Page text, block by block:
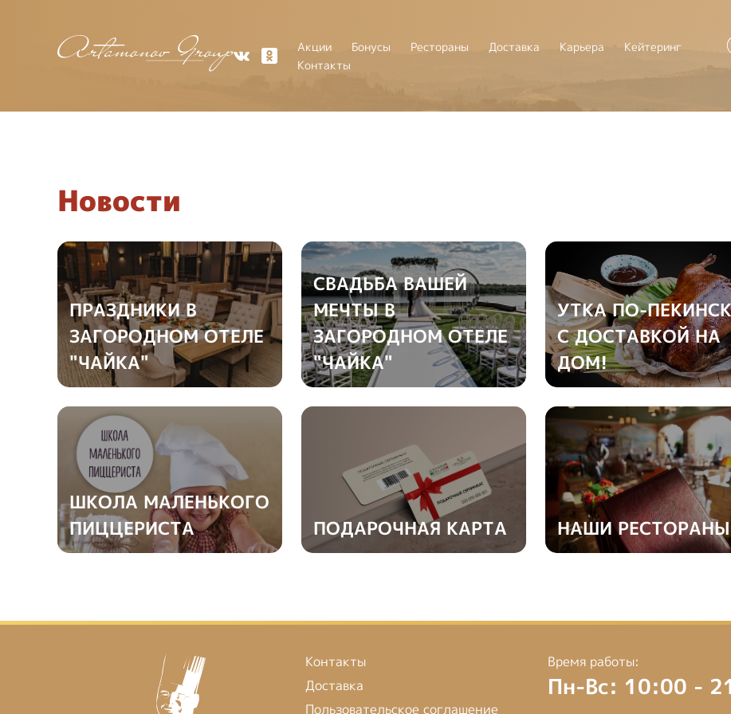
Акции Бонусы Рестораны Доставка Карьера
Кейтеринг
Контакты
Новости
ПРАЗДНИКИ В
ЗАГОРОДНОМ ОТЕЛЕ
"ЧАЙКА"
СВАДЬБА ВАШЕЙ
МЕЧТЫ В
ЗАГОРОДНОМ ОТЕЛЕ
"ЧАЙКА"
УТКА ПО-
С ДОСТАВКОЙ НА
ДОМ!
ШКОЛА МАЛЕНЬКОГО
ПИЦЦЕРИСТА
ПОДАРОЧНАЯ КАРТА НАШИ РЕСТОРАНЫ
Контакты
Доставка
Пользовательское соглашение
Время работы:
Пн-Вс: 10:00 -